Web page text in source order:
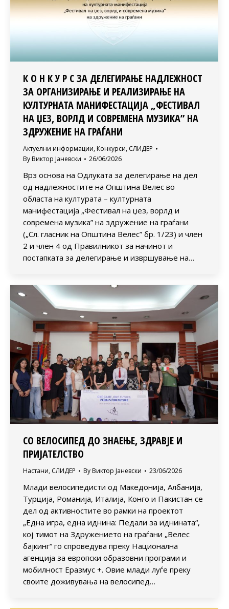
К О Н К У Р С ЗА ДЕЛЕГИРАЊЕ НАДЛЕЖНОСТ
ЗА ОРГАНИЗИРАЊЕ И РЕАЛИЗИРАЊЕ НА
КУЛТУРНАТА МАНИФЕСТАЦИЈА „ФЕСТИВАЛ
НА ЏЕЗ, ВОРЛД И СОВРЕМЕНА МУЗИКА” НА
ЗДРУЖЕНИЕ НА ГРАЃАНИ
Актуелни информации, Конкурси, СЛИДЕР
By Виктор Јаневски 26/06/2026
Врз основа на Одлуката за делегирање на дел
од надлежностите на Општина Велес во
областа на културата – културната
манифестација „Фестивал на џез, ворлд и
современа музика” на здружение на граѓани
(„Сл. гласник на Општина Велес” бр. 1/23) и член
2 и член 4 од Правилникот за начинот и
постапката за делегирање и извршување на…
СО ВЕЛОСИПЕД ДО ЗНАЕЊЕ, ЗДРАВЈЕ И
ПРИЈАТЕЛСТВО
Настани, СЛИДЕР By Виктор Јаневски 23/06/2026
Млади велосипедисти од Македонија, Албанија,
Турција, Романија, Италија, Конго и Пакистан се
дел од активностите во рамки на проектот
„Една игра, една иднина: Педали за иднината“,
кој тимот на Здружението на граѓани „Велес
бајкинг“ го спроведува преку Национална
агенција за европски образовни програми и
мобилност Еразмус +. Овие млади луѓе преку
своите доживувања на велосипед…